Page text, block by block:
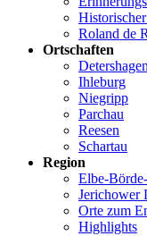
Roland de
Ortschaften
Detershagen
Ihleburg
Niegripp
Parchau
Reesen
Schartau
Region
Elbe-
Jerichower
Orte zum
Highlights